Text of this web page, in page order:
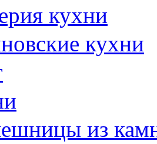
кухни
кухни
из